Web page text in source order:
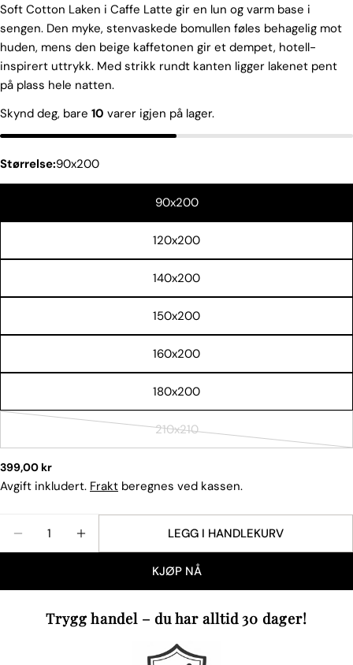
Soft Cotton Laken i Caffe Latte gir en lun og varm base i
sengen. Den myke, stenvaskede bomullen føles behagelig mot
huden, mens den beige kaffetonen gir et dempet, hotell-
inspirert uttrykk. Med strikk rundt kanten ligger lakenet pent
på plass hele natten.
Skynd deg, bare 10 varer igjen på lager.
Størrelse:90x200
90x200
120x200
140x200
150x200
160x200
180x200
210x210
Varianten
eller
ikke
tilgjengelig
Vanlig
pris
399,00 kr
Avgift inkludert. Frakt beregnes ved kassen.
REDUSER ANTALLET FOR SOFT COTTON LAKEN
ØK ANTALLET FOR SOFT COTTON
LEGG I HANDLEKURV
KJØP NÅ
Trygg handel – du har alltid 30 dager!
Del dette produktet
Del
Del
Fest
Spør et spørsmål
ditt
telefon
beskjed
SEND SPØRSMÅL